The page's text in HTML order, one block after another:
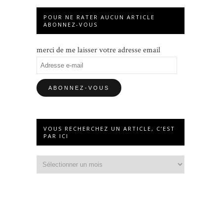
POUR NE RATER AUCUN ARTICLE
ABONNEZ-VOUS
merci de me laisser votre adresse email
Adresse
e-
mail
VOUS RECHERCHEZ UN ARTICLE, C’EST
PAR ICI
Vous